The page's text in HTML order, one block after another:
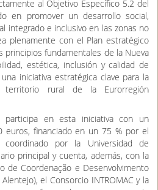
del patrimonio natural,
la transición ecológica, la
al cambio climático. En el
fortalecerá la cooperación
compartida, la participación
y social de los territorios
al Objetivo Específico 5.2 del
integrado e inclusivo en las zonas no
plenamente con el Plan estratégico
principios fundamentales de la Nueva
estética, inclusión y calidad de
iniciativa estratégica clave para la
territorio rural de la Eurorregión